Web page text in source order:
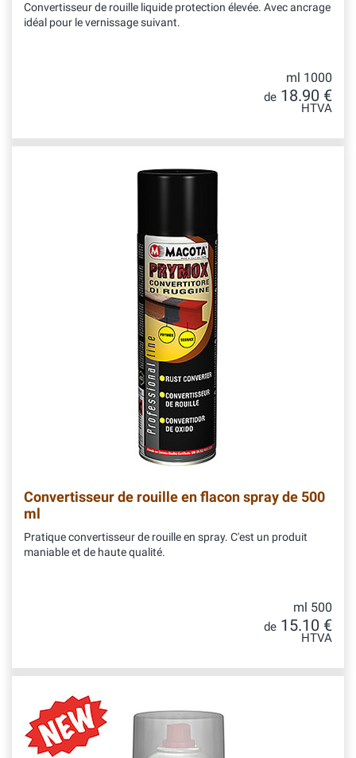
Convertisseur de rouille liquide protection élevée. Avec ancrage
idéal pour le vernissage suivant.
ml 1000
de 18.90 €
HTVA
Convertisseur de rouille en flacon spray de 500
ml
Pratique convertisseur de rouille en spray. C'est un produit
maniable et de haute qualité.
ml 500
de 15.10 €
HTVA